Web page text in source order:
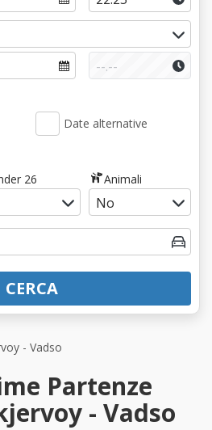
- Vadso
Date alternative
26 Animali
CERCA
Partenze
- Vadso